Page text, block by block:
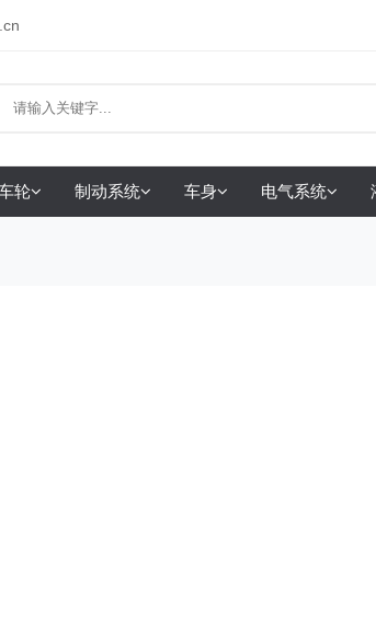
轮 制动系统 车身 电气系统